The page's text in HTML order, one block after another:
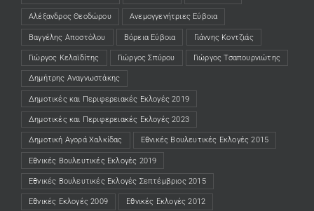
Αλέξανδρος Θεοδώρου Ανεμογγενήτριες Εύβοια
Βαγγέλης Αποστόλου Βόρεια Εύβοια Γιάννης Κοντζιάς
Γιώργος Κελαϊδίτης Γιώργος Σπύρου Γιώργος Τσαπουρνιώτης
Δημήτρης Αναγνωστάκης
Δημοτικές και Περιφερειακές Εκλογές 2019
Δημοτικές και Περιφερειακές Εκλογές 2023
Δημοτική Αγορά Χαλκίδας Εθνικές Βουλευτικές Εκλογές 2015
Εθνικές Βουλευτικές Εκλογές 2019
Εθνικές Βουλευτικές Εκλογές Σεπτέμβριος 2015
Εθνικές Εκλογές 2009 Εθνικές Εκλογές 2012